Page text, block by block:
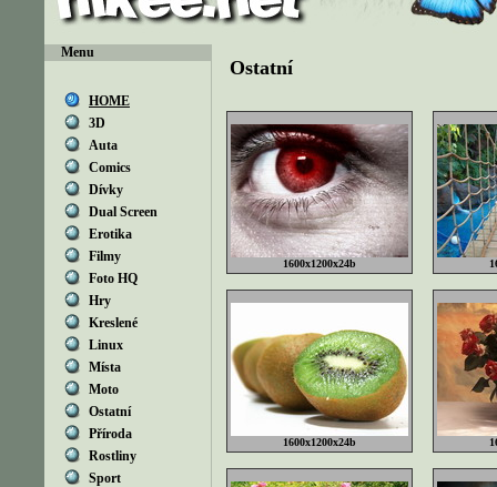
Menu
HOME
3D
Auta
Comics
Dívky
Dual Screen
Erotika
Filmy
Foto HQ
Hry
Kreslené
Linux
Místa
Moto
Ostatní
Příroda
Rostliny
Sport
Ostatní
1600x1200x24b
1600x1200x24b